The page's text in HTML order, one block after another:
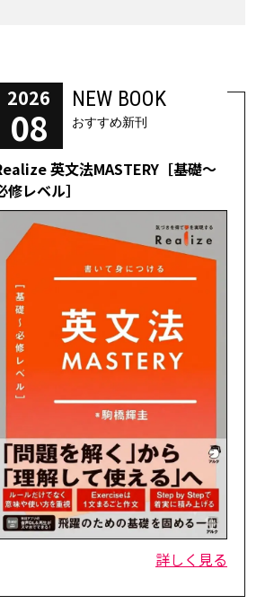
2026
08
NEW BOOK
おすすめ新刊
英文法MASTERY［基礎～
修レベル］
詳しく見る